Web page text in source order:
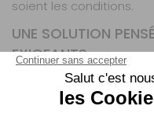
soient les conditions.
UNE SOLUTION
EXIGEANTS
Ce kit s’adresse aux
qui ne transigent pas
équipement. Il